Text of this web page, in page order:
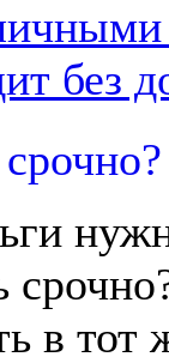
без
в